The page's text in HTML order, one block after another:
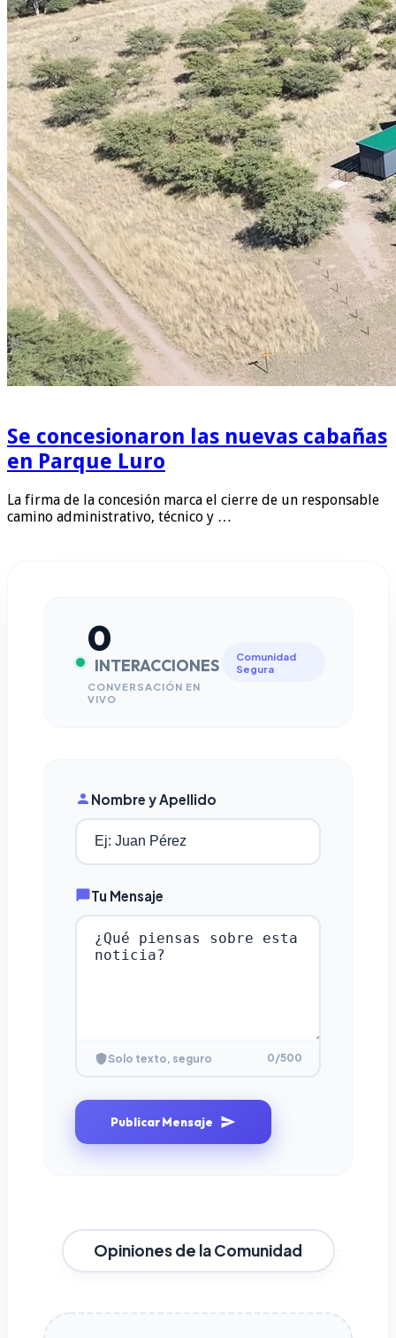
Se concesionaron las nuevas cabañas
en Parque Luro
La firma de la concesión marca el cierre de un responsable
camino administrativo, técnico y …
0
INTERACCIONES
CONVERSACIÓN EN
VIVO
Comunidad
Segura
Nombre y Apellido
Tu Mensaje
Solo texto, seguro 0/500
Publicar Mensaje
Opiniones de la Comunidad